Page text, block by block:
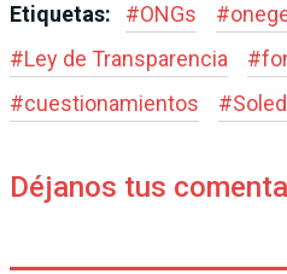
Etiquetas: #ONGs #
#Ley de Transparencia #
#cuestionamientos #
Déjanos tus